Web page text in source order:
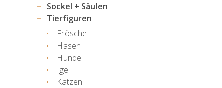
Sockel + Säulen
Tierfiguren
Frösche
Hasen
Hunde
Igel
Katzen